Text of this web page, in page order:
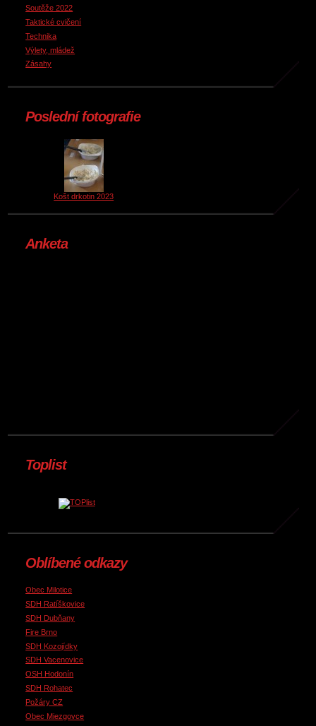
Soutěže 2022
Taktické cvičení
Technika
Výlety, mládež
Zásahy
Poslední fotografie
Košt drkotin 2023
Anketa
Toplist
Oblíbené odkazy
Obec Milotice
SDH Ratíškovice
SDH Dubňany
Fire Brno
SDH Kozojídky
SDH Vacenovice
OSH Hodonín
SDH Rohatec
Požáry CZ
Obec Miezgovce